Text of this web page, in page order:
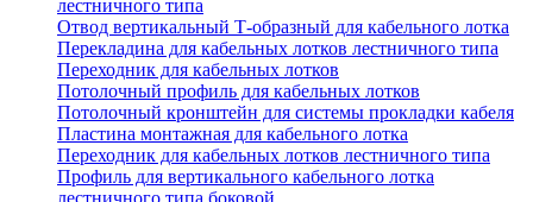
лестничного типа
Отвод вертикальный Т-образный для кабельного лотка
Перекладина для кабельных лотков лестничного типа
Переходник для кабельных лотков
Потолочный профиль для кабельных лотков
Потолочный кронштейн для системы прокладки кабеля
Пластина монтажная для кабельного лотка
Переходник для кабельных лотков лестничного типа
Профиль для вертикального кабельного лотка
лестничного типа боковой